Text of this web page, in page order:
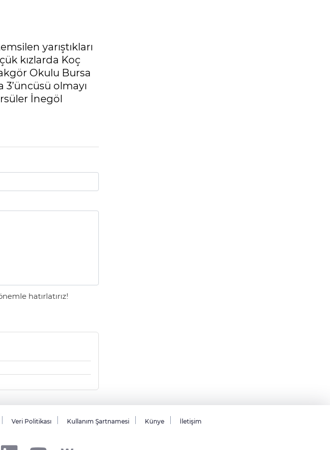
yarıştıkları
kızlarda Koç
Okulu Bursa
3’üncüsü olmayı
İnegöl
hatırlatırız!
Veri Politikası Kullanım Şartnamesi Künye İletişim